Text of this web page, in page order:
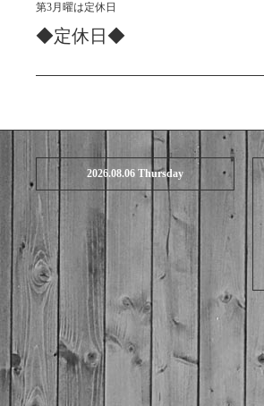
第3月曜は定休日
◆定休日◆
2026.08.06 Thursday